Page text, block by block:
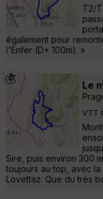
T2/
également pour
l'Enfer (D+ 100m). »
Le
VTT
Sire, puis environ 300
toujours au top, avec
Lovettaz. Que du très